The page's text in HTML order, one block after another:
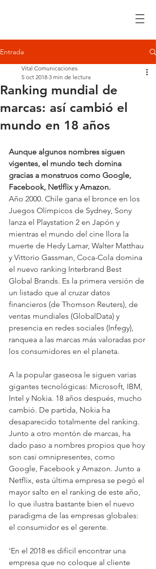
Entrada
Ranking mundial de
marcas: así cambió el
mundo en 18 años
Vital Comunicaciones
5 oct 2018 3 min de lectura
Aunque algunos nombres siguen
vigentes, el mundo tech domina
gracias a monstruos como Google,
Facebook, Netlflix y Amazon.
Año 2000. Chile gana el bronce en los
Juegos Olímpicos de Sydney, Sony
lanza el Playstation 2 en Japón y
mientras el mundo del cine llora la
muerte de Hedy Lamar, Walter Matthau
y Vittorio Gassman, Coca-Cola domina
el nuevo ranking Interbrand Best
Global Brands. Es la primera versión de
un listado que al cruzar datos
financieros (de Thomson Reuters), de
ventas mundiales (GlobalData) y
presencia en redes sociales (Infegy),
ranquea a las marcas más valoradas por
los consumidores en el planeta.
A la popular gaseosa le siguen varias
gigantes tecnológicas: Microsoft, IBM,
Intel y Nokia. 18 años después, mucho
cambió. De partida, Nokia ha
desaparecido totalmente del ranking.
Junto a otro montón de marcas, ha
dado paso a nombres propios que hoy
son casi omnipresentes, como
Google, Facebook y Amazon. Junto a
Netflix, esta última empresa se pegó el
mayor salto en el ranking de este año,
lo que ilustra bastante bien el nuevo
paradigma de las empresas globales:
el consumidor es el gerente.
'En el 2018 es difícil encontrar una
empresa que no coloque al cliente